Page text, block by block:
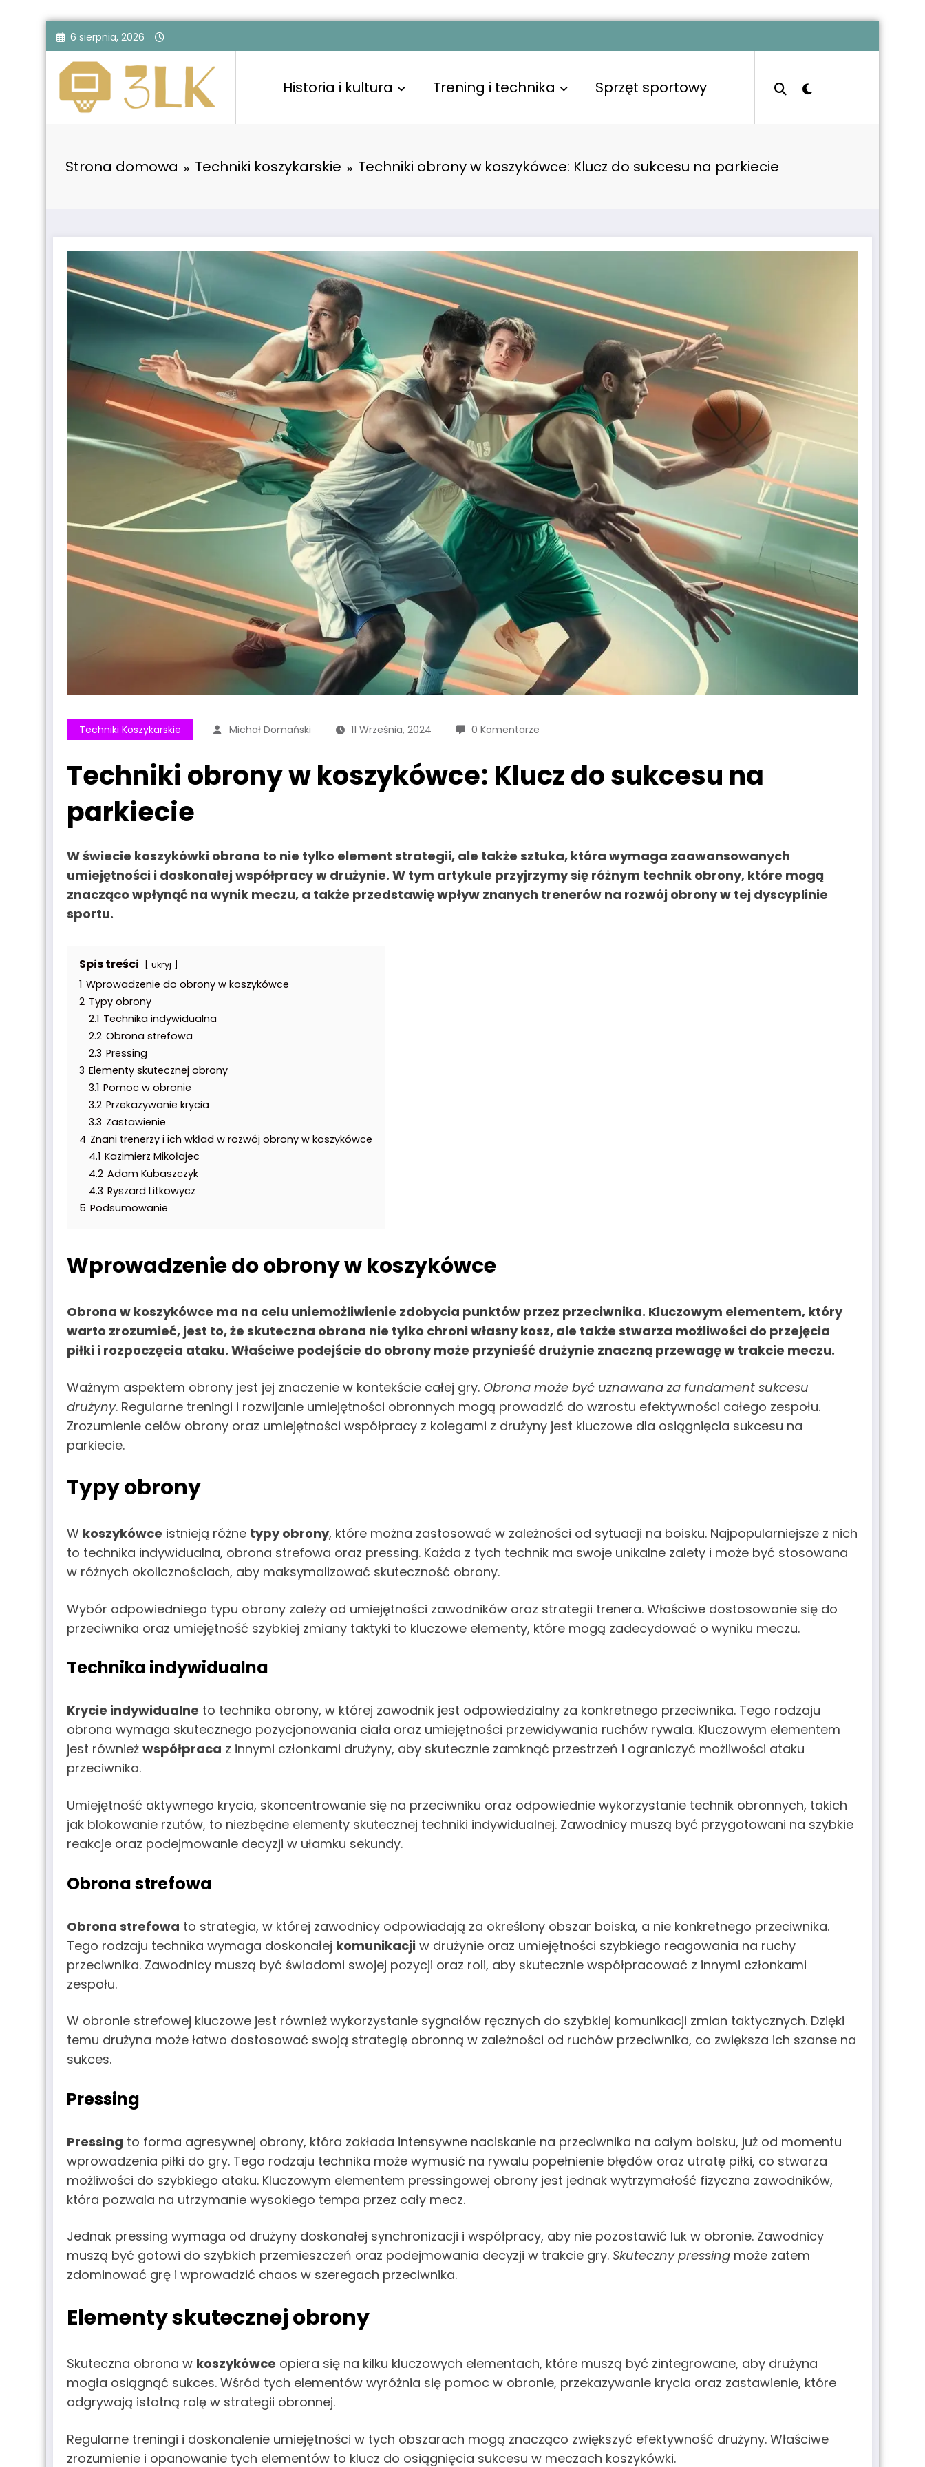
Przejdź
do
treści
6 sierpnia, 2026
Historia i kultura Trening i technika Sprzęt sportowy
Strona domowa Techniki koszykarskie Techniki obrony w koszykówce: Klucz do sukcesu na parkiecie
Techniki Koszykarskie Michał Domański 11 Września, 2024 0 Komentarze
Techniki obrony w koszykówce: Klucz do sukcesu na
parkiecie
W świecie koszykówki obrona to nie tylko element strategii, ale także sztuka, która wymaga zaawansowanych
umiejętności i doskonałej współpracy w drużynie. W tym artykule przyjrzymy się różnym technik obrony, które mogą
znacząco wpłynąć na wynik meczu, a także przedstawię wpływ znanych trenerów na rozwój obrony w tej dyscyplinie
sportu.
Spis treści ukryj
1 Wprowadzenie do obrony w koszykówce
2 Typy obrony
2.1 Technika indywidualna
2.2 Obrona strefowa
2.3 Pressing
3 Elementy skutecznej obrony
3.1 Pomoc w obronie
3.2 Przekazywanie krycia
3.3 Zastawienie
4 Znani trenerzy i ich wkład w rozwój obrony w koszykówce
4.1 Kazimierz Mikołajec
4.2 Adam Kubaszczyk
4.3 Ryszard Litkowycz
5 Podsumowanie
Wprowadzenie do obrony w koszykówce
Obrona w koszykówce ma na celu uniemożliwienie zdobycia punktów przez przeciwnika. Kluczowym elementem, który
warto zrozumieć, jest to, że skuteczna obrona nie tylko chroni własny kosz, ale także stwarza możliwości do przejęcia
piłki i rozpoczęcia ataku. Właściwe podejście do obrony może przynieść drużynie znaczną przewagę w trakcie meczu.
Ważnym aspektem obrony jest jej znaczenie w kontekście całej gry. Obrona może być uznawana za fundament sukcesu
drużyny. Regularne treningi i rozwijanie umiejętności obronnych mogą prowadzić do wzrostu efektywności całego zespołu.
Zrozumienie celów obrony oraz umiejętności współpracy z kolegami z drużyny jest kluczowe dla osiągnięcia sukcesu na
parkiecie.
Typy obrony
W koszykówce istnieją różne typy obrony, które można zastosować w zależności od sytuacji na boisku. Najpopularniejsze z nich
to technika indywidualna, obrona strefowa oraz pressing. Każda z tych technik ma swoje unikalne zalety i może być stosowana
w różnych okolicznościach, aby maksymalizować skuteczność obrony.
Wybór odpowiedniego typu obrony zależy od umiejętności zawodników oraz strategii trenera. Właściwe dostosowanie się do
przeciwnika oraz umiejętność szybkiej zmiany taktyki to kluczowe elementy, które mogą zadecydować o wyniku meczu.
Technika indywidualna
Krycie indywidualne to technika obrony, w której zawodnik jest odpowiedzialny za konkretnego przeciwnika. Tego rodzaju
obrona wymaga skutecznego pozycjonowania ciała oraz umiejętności przewidywania ruchów rywala. Kluczowym elementem
jest również współpraca z innymi członkami drużyny, aby skutecznie zamknąć przestrzeń i ograniczyć możliwości ataku
przeciwnika.
Umiejętność aktywnego krycia, skoncentrowanie się na przeciwniku oraz odpowiednie wykorzystanie technik obronnych, takich
jak blokowanie rzutów, to niezbędne elementy skutecznej techniki indywidualnej. Zawodnicy muszą być przygotowani na szybkie
reakcje oraz podejmowanie decyzji w ułamku sekundy.
Obrona strefowa
Obrona strefowa to strategia, w której zawodnicy odpowiadają za określony obszar boiska, a nie konkretnego przeciwnika.
Tego rodzaju technika wymaga doskonałej komunikacji w drużynie oraz umiejętności szybkiego reagowania na ruchy
przeciwnika. Zawodnicy muszą być świadomi swojej pozycji oraz roli, aby skutecznie współpracować z innymi członkami
zespołu.
W obronie strefowej kluczowe jest również wykorzystanie sygnałów ręcznych do szybkiej komunikacji zmian taktycznych. Dzięki
temu drużyna może łatwo dostosować swoją strategię obronną w zależności od ruchów przeciwnika, co zwiększa ich szanse na
sukces.
Pressing
Pressing to forma agresywnej obrony, która zakłada intensywne naciskanie na przeciwnika na całym boisku, już od momentu
wprowadzenia piłki do gry. Tego rodzaju technika może wymusić na rywalu popełnienie błędów oraz utratę piłki, co stwarza
możliwości do szybkiego ataku. Kluczowym elementem pressingowej obrony jest jednak wytrzymałość fizyczna zawodników,
która pozwala na utrzymanie wysokiego tempa przez cały mecz.
Jednak pressing wymaga od drużyny doskonałej synchronizacji i współpracy, aby nie pozostawić luk w obronie. Zawodnicy
muszą być gotowi do szybkich przemieszczeń oraz podejmowania decyzji w trakcie gry. Skuteczny pressing może zatem
zdominować grę i wprowadzić chaos w szeregach przeciwnika.
Elementy skutecznej obrony
Skuteczna obrona w koszykówce opiera się na kilku kluczowych elementach, które muszą być zintegrowane, aby drużyna
mogła osiągnąć sukces. Wśród tych elementów wyróżnia się pomoc w obronie, przekazywanie krycia oraz zastawienie, które
odgrywają istotną rolę w strategii obronnej.
Regularne treningi i doskonalenie umiejętności w tych obszarach mogą znacząco zwiększyć efektywność drużyny. Właściwe
zrozumienie i opanowanie tych elementów to klucz do osiągnięcia sukcesu w meczach koszykówki.